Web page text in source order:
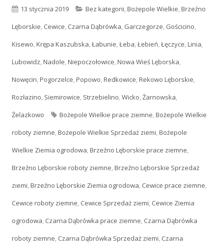
Opublikowano
13 stycznia 2019 Kategorie
Bez kategorii,Bożepole Wielkie,Brzeźno
Lęborskie, Cewice, Czarna Dąbrówka, Garczegorze, Gościcino,
Kisewo,Krępa Kaszubska,Łabunie,Łeba,Łebień,Łęczyce,Linia,
Lubowidz,Nadole,Niepoczołowice,Nowa Wieś Lęborska,
Nowęcin,Pogorzelce,Popowo,Redkowice,Rekowo Lęborskie,
Rozłazino, Siemirowice, Strzebielino,Wicko,Żarnowska,
Żelazkowo
Tagi
Bożepole Wielkie prace ziemne,Bożepole Wielkie
roboty ziemne,Bożepole Wielkie Sprzedaż ziemi,Bożepole
Wielkie Ziemia ogrodowa,Brzeźno Lęborskie prace ziemne,
Brzeźno Lęborskie roboty ziemne,Brzeźno Lęborskie Sprzedaż
ziemi,Brzeźno Lęborskie Ziemia ogrodowa, Cewice prace ziemne,
Cewice roboty ziemne, Cewice Sprzedaż ziemi, Cewice Ziemia
ogrodowa, Czarna Dąbrówka prace ziemne, Czarna Dąbrówka
roboty ziemne, Czarna Dąbrówka Sprzedaż ziemi, Czarna